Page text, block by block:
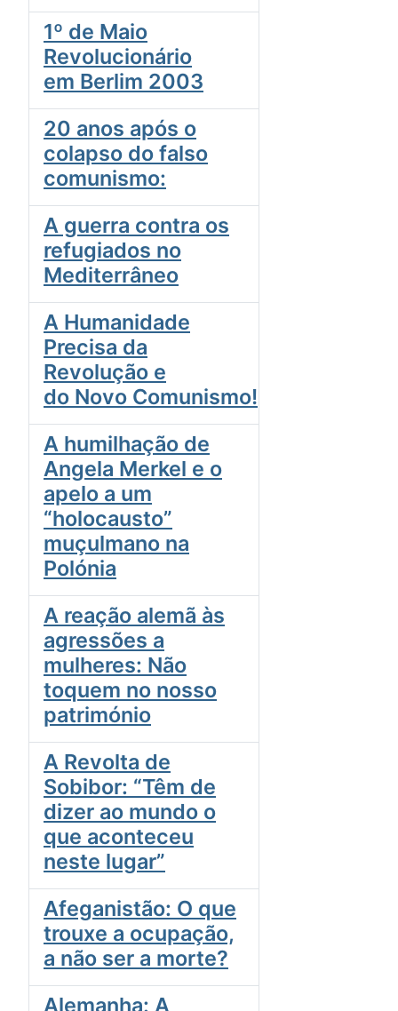
1º de Maio
Revolucionário
em Berlim 2003
20 anos após o
colapso do falso
comunismo:
A guerra contra os
refugiados no
Mediterrâneo
A Humanidade
Precisa da
Revolução e
do Novo Comunismo!
A humilhação de
Angela Merkel e o
apelo a um
“holocausto”
muçulmano na
Polónia
A reação alemã às
agressões a
mulheres: Não
toquem no nosso
património
A Revolta de
Sobibor: “Têm de
dizer ao mundo o
que aconteceu
neste lugar”
Afeganistão: O que
trouxe a ocupação,
a não ser a morte?
Alemanha: A